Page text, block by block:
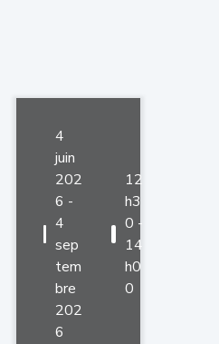
4
juin
202
6 -
4
sep
tem
bre
202
6
12
h3
0 -
14
h0
0